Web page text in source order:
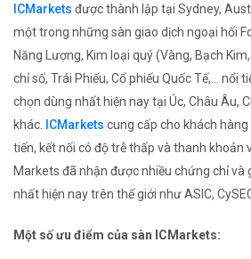
ICMarkets được thành lập tại Sydney,
một trong những sàn giao dịch ngoại hối
Năng Lượng, Kim loại quý (Vàng, Bạch
chỉ số, Trái Phiếu, Cổ phiếu Quốc Tế,... nổi
chọn dùng nhất hiện nay tại Úc, Châu Âu,
khác.
ICMarkets cung cấp cho khách
tiến, kết nối có độ trễ thấp và thanh khoản
Markets đã nhận được nhiều chứng chỉ và
nhất hiện nay trên thế giới như ASIC,
Một số ưu điểm của sàn ICMarkets: